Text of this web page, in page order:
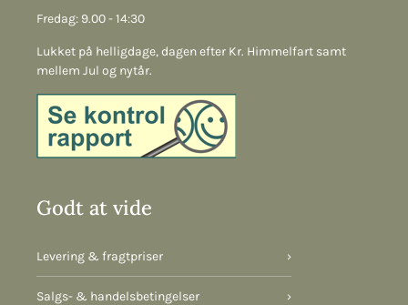
Fredag: 9.00 - 14:30
Lukket på helligdage, dagen efter Kr. Himmelfart samt
mellem Jul og nytår.
Godt at vide
Levering & fragtpriser ›
Salgs- & handelsbetingelser ›